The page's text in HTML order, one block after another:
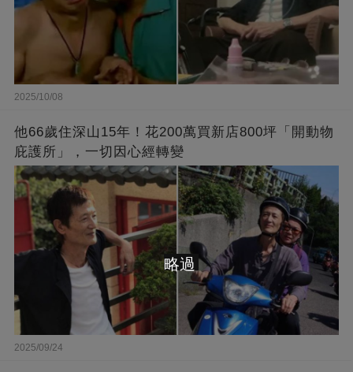
2025/10/08
他66歲住深山15年！花200萬買新店800坪「開動物
庇護所」，一切因心經轉變
2025/09/24
略過